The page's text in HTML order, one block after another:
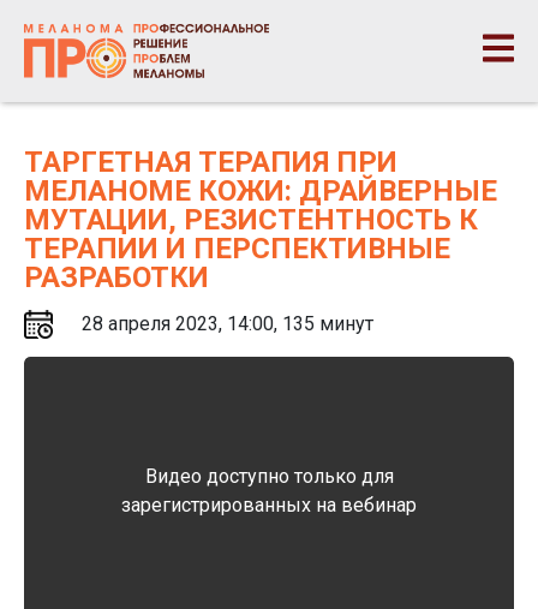
ТАРГЕТНАЯ ТЕРАПИЯ ПРИ
МЕЛАНОМЕ КОЖИ: ДРАЙВЕРНЫЕ
МУТАЦИИ, РЕЗИСТЕНТНОСТЬ К
ТЕРАПИИ И ПЕРСПЕКТИВНЫЕ
РАЗРАБОТКИ
28 апреля 2023, 14:00, 135 минут
Видео доступно только для
зарегистрированных на вебинар